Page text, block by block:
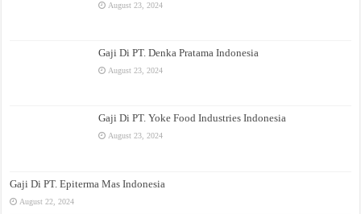
August 23, 2024
Gaji Di PT. Denka Pratama Indonesia
August 23, 2024
Gaji Di PT. Yoke Food Industries Indonesia
August 23, 2024
Gaji Di PT. Epiterma Mas Indonesia
August 22, 2024